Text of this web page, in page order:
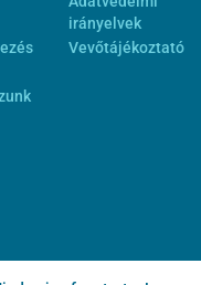
irányelvek
Vevőtájékoztató